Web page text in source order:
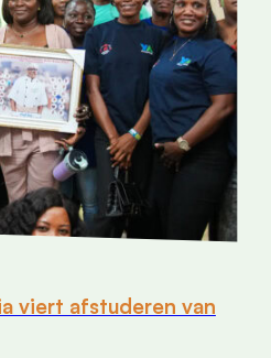
viert afstuderen van